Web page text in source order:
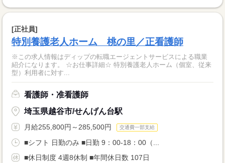
[正社員]
特別養護老人ホーム 桃の里／正看護師
※この求人情報はディップの転職エージェントサービスによる職業
紹介になります。 ☆お仕事詳細☆ 特別養護老人ホーム（個室、従来
型）利用者に対す...
看護師・准看護師
埼玉県越谷市/せんげん台駅
月給255,800円～285,500円 交通費一部支給
■シフト 日勤のみ ■日勤 9：00-18：00（...
■休日制度 4週8休制 ■年間休日数 107日